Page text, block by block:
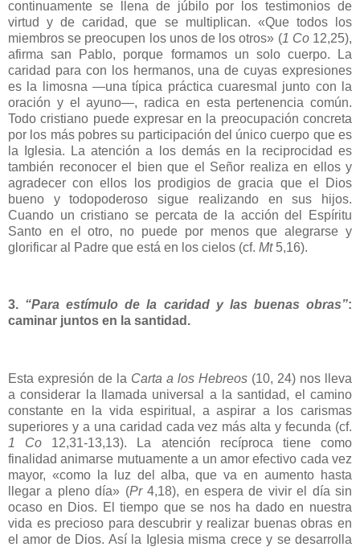
continuamente se llena de júbilo por los testimonios de
virtud y de caridad, que se multiplican. «Que todos los
miembros se preocupen los unos de los otros» (1 Co12,25),
afirma san Pablo, porque formamos un solo cuerpo. La
caridad para con los hermanos, una de cuyas expresiones
es la limosna —una típica práctica cuaresmal junto con la
oración y el ayuno—, radica en esta pertenencia común.
Todo cristiano puede expresar en la preocupación concreta
por los más pobres su participación del único cuerpo que es
la Iglesia. La atención a los demás en la reciprocidad es
también reconocer el bien que el Señor realiza en ellos y
agradecer con ellos los prodigios de gracia que el Dios
bueno y todopoderoso sigue realizando en sus hijos.
Cuando un cristiano se percata de la acción del Espíritu
Santo en el otro, no puede por menos que alegrarse y
glorificar al Padre que está en los cielos (cf. Mt5,16).
3. “Para estímulo de la caridad y las buenas obras”:
caminar juntos en la santidad.
Esta expresión de la Carta a los Hebreos (10, 24) nos lleva
a considerar la llamada universal a la santidad, el camino
constante en la vida espiritual, a aspirar a los carismas
superiores y a una caridad cada vez más alta y fecunda (cf.
1 Co 12,31-13,13). La atención recíproca tiene como
finalidad animarse mutuamente a un amor efectivo cada vez
mayor, «como la luz del alba, que va en aumento hasta
llegar a pleno día» (Pr4,18), en espera de vivir el día sin
ocaso en Dios. El tiempo que se nos ha dado en nuestra
vida es precioso para descubrir y realizar buenas obras en
el amor de Dios. Así la Iglesia misma crece y se desarrolla